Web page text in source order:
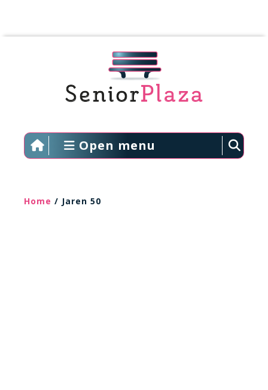
Open menu
Home / Jaren 50